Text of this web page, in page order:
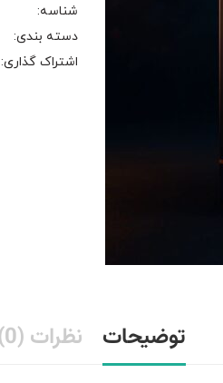
شناسه:
دسته بندی:
اشتراک گذاری:
توضیحات نظرات (0)